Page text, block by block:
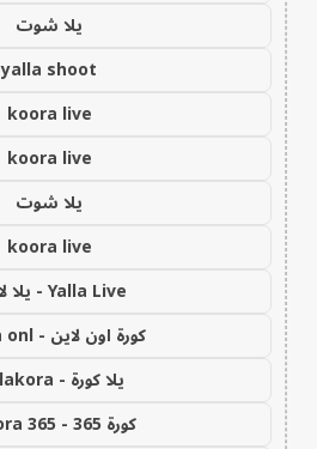
يلا شوت
yalla shoot
koora live
koora live
يلا شوت
koora live
Yalla Live - يلا لايف
كورة اون لاين - koora onl
يلا كورة - yallakora
كورة 365 - kooora 365